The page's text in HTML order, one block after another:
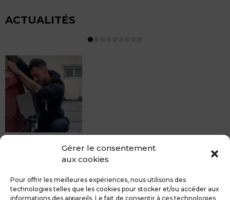
Gérer le consentement
aux cookies
Pour offrir les meilleures expériences, nous utilisons des
technologies telles que les cookies pour stocker et/ou accéder aux
informations des appareils. Le fait de consentir à ces technologies
ACTUALITÉS
peinture, sans rendez-vous mais Avec le sourire :)
du débosselage vous accueille sans rendez-...